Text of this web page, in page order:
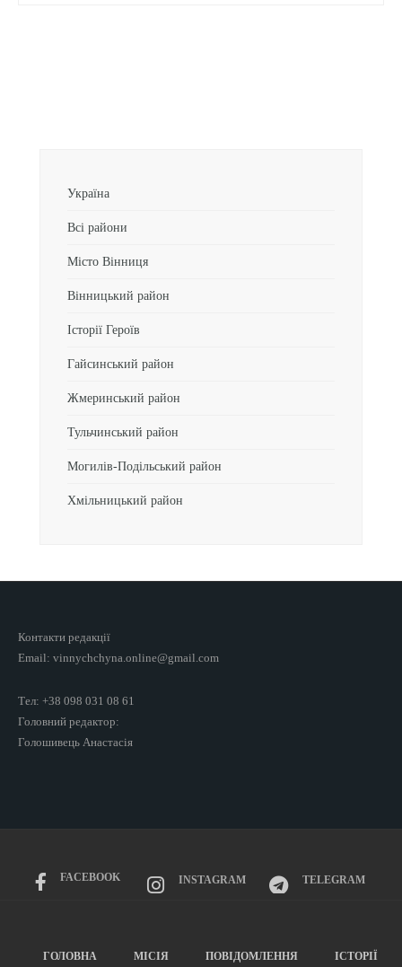
Україна
Всі райони
Місто Вінниця
Вінницький район
Історії Героїв
Гайсинський район
Жмеринський район
Тульчинський район
Могилів-Подільський район
Хмільницький район
Контакти редакції
Email: vinnychchyna.online@gmail.com
Тел: +38 098 031 08 61
Головний редактор:
Голошивець Анастасія
FACEBOOK INSTAGRAM TELEGRAM
ГОЛОВНА МІСІЯ ПОВІДОМЛЕННЯ ІСТОРІЇ